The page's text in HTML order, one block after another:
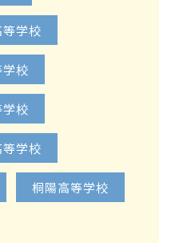
学校
校
校
学校
桐陽高等学校